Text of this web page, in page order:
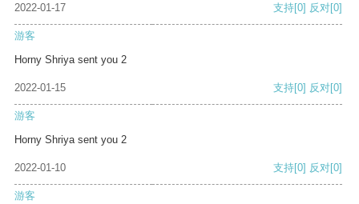
2022-01-17 支持[0] 反对[0]
游客
Horny Shriya sent you 2
2022-01-15 支持[0] 反对[0]
游客
Horny Shriya sent you 2
2022-01-10 支持[0] 反对[0]
游客